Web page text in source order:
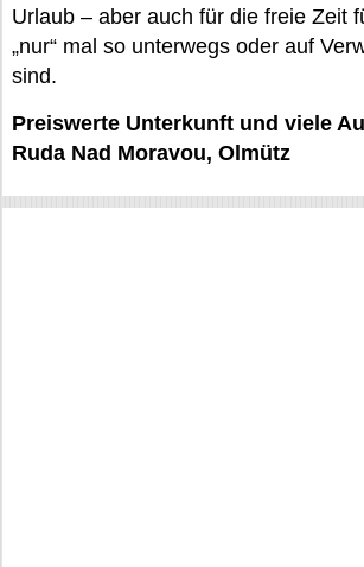
Urlaub – aber auch für die freie Zeit
„nur“ mal so unterwegs oder auf
sind.
Preiswerte Unterkunft und viele
Ruda Nad Moravou, Olmütz